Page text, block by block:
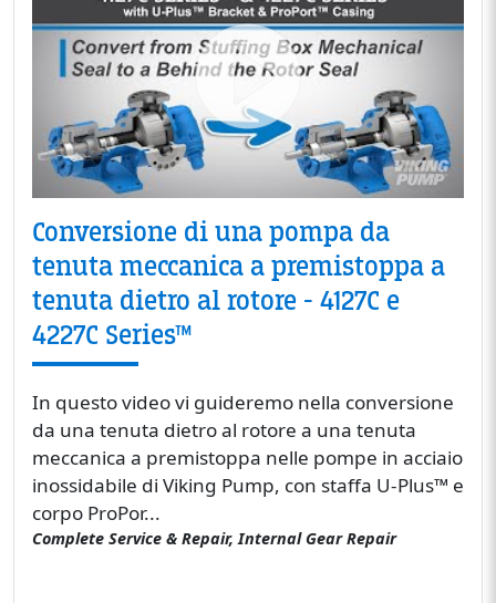
Conversione di una pompa da
tenuta meccanica a premistoppa a
tenuta dietro al rotore - 4127C e
4227C Series™
In questo video vi guideremo nella conversione
da una tenuta dietro al rotore a una tenuta
meccanica a premistoppa nelle pompe in acciaio
inossidabile di Viking Pump, con staffa U-Plus™ e
corpo ProPor...
Complete Service & Repair, Internal Gear Repair